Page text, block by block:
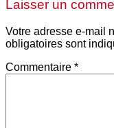
Laisser un
Votre adresse e-mail
obligatoires sont
Commentaire *